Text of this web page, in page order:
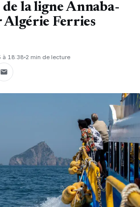
la ligne Annaba-
Algérie Ferries
à 18:38 2 min de lecture